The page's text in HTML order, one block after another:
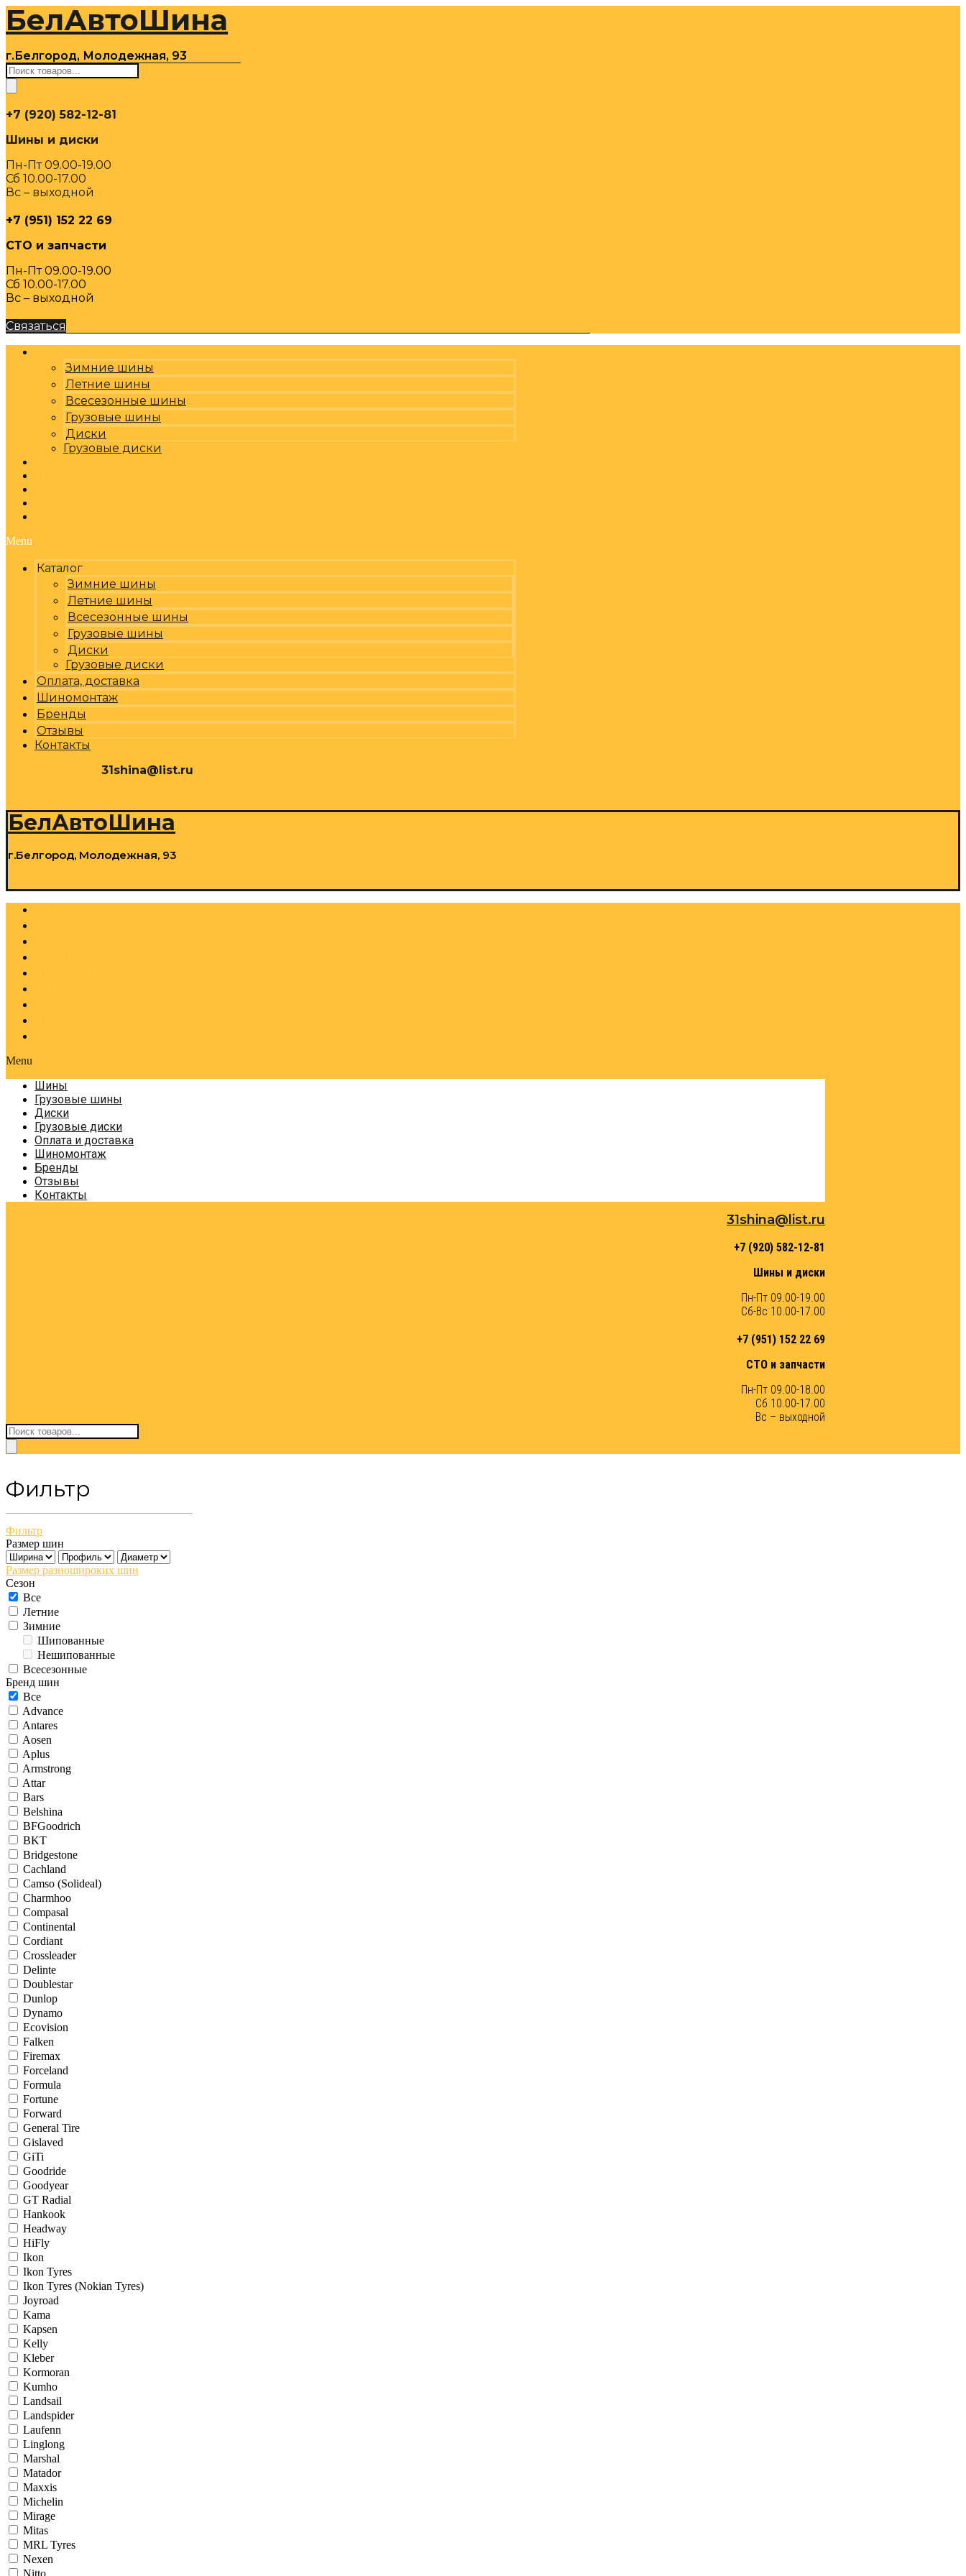
Перейти
содержимому
БелАвтоШина
г.Белгород, Молодежная, 93
Поиск
товаров
+7 (920) 582-12-81
Шины и диски
Пн-Пт 09.00-19.00
Сб 10.00-17.00
Вс – выходной
+7 (951) 152 22 69
СТО и запчасти
Пн-Пт 09.00-19.00
Сб 10.00-17.00
Вс – выходной
Связаться
Зимние шины
Летние шины
Всесезонные шины
Грузовые шины
Диски
Грузовые диски
Menu
Каталог
Зимние шины
Летние шины
Всесезонные шины
Грузовые шины
Диски
Грузовые диски
Оплата, доставка
Шиномонтаж
Бренды
Отзывы
Контакты
31shina@list.ru
БелАвтоШина
г.Белгород, Молодежная, 93
Menu
Шины
Грузовые шины
Диски
Грузовые диски
Оплата и доставка
Шиномонтаж
Бренды
Отзывы
Контакты
31shina@list.ru
+7 (920) 582-12-81
Шины и диски
Пн-Пт 09.00-19.00
Сб-Вс 10.00-17.00
+7 (951) 152 22 69
СТО и запчасти
Пн-Пт 09.00-18.00
Сб 10.00-17.00
Вс – выходной
Поиск
товаров
Фильтр
Фильтр
Размер шин
Размер разношироких шин
Сезон
Все
Летние
Зимние
Шипованные
Нешипованные
Всесезонные
Бренд шин
Все
Advance
Antares
Aosen
Aplus
Armstrong
Attar
Bars
Belshina
BFGoodrich
BKT
Bridgestone
Cachland
Camso (Solideal)
Charmhoo
Compasal
Continental
Cordiant
Crossleader
Delinte
Doublestar
Dunlop
Dynamo
Ecovision
Falken
Firemax
Forceland
Formula
Fortune
Forward
General Tire
Gislaved
GiTi
Goodride
Goodyear
GT Radial
Hankook
Headway
HiFly
Ikon
Ikon Tyres
Ikon Tyres (Nokian Tyres)
Joyroad
Kama
Kapsen
Kelly
Kleber
Kormoran
Kumho
Landsail
Landspider
Laufenn
Linglong
Marshal
Matador
Maxxis
Michelin
Mirage
Mitas
MRL Tyres
Nexen
Nitto